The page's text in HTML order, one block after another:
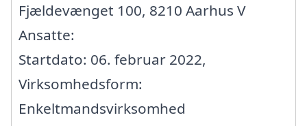
Fjældevænget 100, 8210 Aarhus V
Ansatte:
Startdato: 06. februar 2022,
Virksomhedsform:
Enkeltmandsvirksomhed